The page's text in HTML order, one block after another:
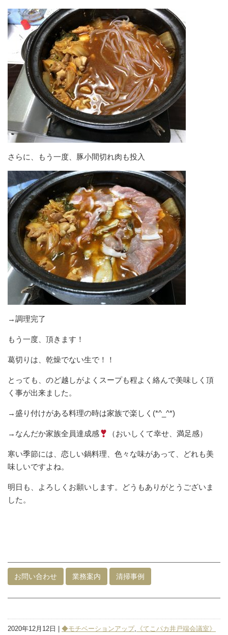
さらに、もう一度、豚小間切れ肉も投入
→調理完了
もう一度、頂きます！
葛切りは、乾燥でない生で！！
とっても、のど越しがよくスープも程よく絡んで美味しく頂
く事が出来ました。
→盛り付けがある料理の時は家族で楽しく(*^_^*)
→なんだか家族全員達成感 （おいしくて幸せ、満足感）
寒い季節には、恋しい鍋料理、色々な味があって、どれも美
味しいですよね。
明日も、よろしくお願いします。どうもありがとうございま
した。
お問い合わせ 業務案内 清掃事例
2020年12月12日 | ◆モチベーションアップ, 《てこパカ井戸端会議室》